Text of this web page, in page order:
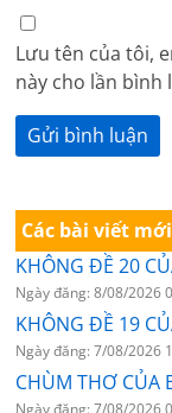
Lưu tên của tôi,
này cho lần bình
Các bài viết
KHÔNG ĐỀ 20
Ngày đăng: 8/08/2026
KHÔNG ĐỀ 19
Ngày đăng: 7/08/2026
CHÙM THƠ CỦA
Ngày đăng: 7/08/2026